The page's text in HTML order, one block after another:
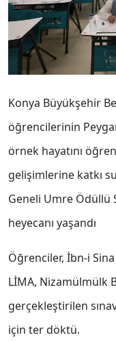
Konya Büyükşehir
öğrencilerinin
örnek hayatını
gelişimlerine katkı
Geneli Umre Ödüllü
heyecanı yaşandı
Öğrenciler, İbn-i
LİMA, Nizamülmülk
gerçekleştirilen
için ter döktü.